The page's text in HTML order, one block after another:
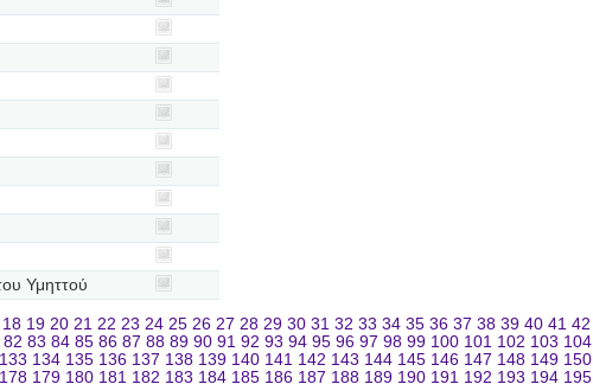
Υμηττού
18 19 20 21 22 23 24 25 26 27 28 29 30 31 32 33 34 35 36 37 38 39 40 41 42
82 83 84 85 86 87 88 89 90 91 92 93 94 95 96 97 98 99 100 101 102 103 104
133 134 135 136 137 138 139 140 141 142 143 144 145 146 147 148 149 150
178 179 180 181 182 183 184 185 186 187 188 189 190 191 192 193 194 195